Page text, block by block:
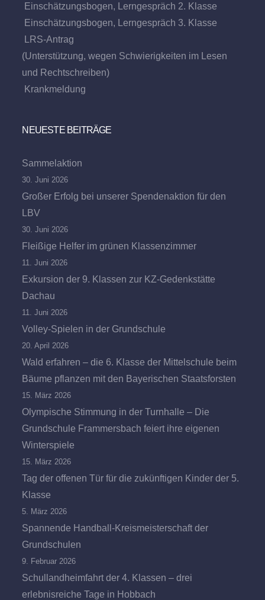
Einschätzungsbogen, Lerngespräch 2. Klasse
Einschätzungsbogen, Lerngespräch 3. Klasse
LRS-Antrag
(Unterstützung, wegen Schwierigkeiten im Lesen
und Rechtschreiben)
Krankmeldung
NEUESTE BEITRÄGE
Sammelaktion
30. Juni 2026
Großer Erfolg bei unserer Spendenaktion für den
LBV
30. Juni 2026
Fleißige Helfer im grünen Klassenzimmer
11. Juni 2026
Exkursion der 9. Klassen zur KZ-Gedenkstätte
Dachau
11. Juni 2026
Volley-Spielen in der Grundschule
20. April 2026
Wald erfahren – die 6. Klasse der Mittelschule beim
Bäume pflanzen mit den Bayerischen Staatsforsten
15. März 2026
Olympische Stimmung in der Turnhalle – Die
Grundschule Frammersbach feiert ihre eigenen
Winterspiele
15. März 2026
Tag der offenen Tür für die zukünftigen Kinder der 5.
Klasse
5. März 2026
Spannende Handball-Kreismeisterschaft der
Grundschulen
9. Februar 2026
Schullandheimfahrt der 4. Klassen – drei
erlebnisreiche Tage in Hobbach